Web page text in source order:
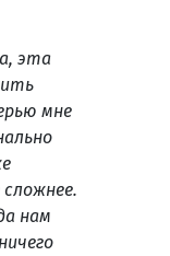
эта
мне
нам